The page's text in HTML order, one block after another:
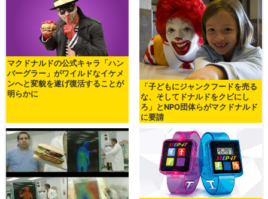
マクドナルドの公式キャラ「ハン
バーグラー」がワイルドなイケメ
ンへと変貌を遂げ復活することが
明らかに
「子どもにジャンクフードを売る
な、そしてドナルドをクビにし
ろ」とNPO団体らがマクドナルド
に要請